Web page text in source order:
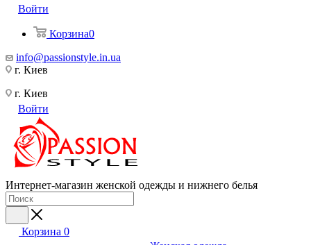
Войти
Корзина0
info@passionstyle.in.ua
г. Киев
г. Киев
Войти
Интернет-магазин женской одежды и нижнего белья
Корзина 0